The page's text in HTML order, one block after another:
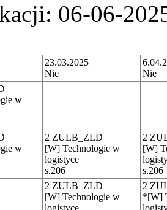
06-06-
23.03.2025
Nie
Nie
w
w
2 ZULB_ZLD
[W] Technologie w
logistyce
s.206
2
[W]
s.206
2 ZULB_ZLD
[W] Technologie w
logistyce
2
*[W]